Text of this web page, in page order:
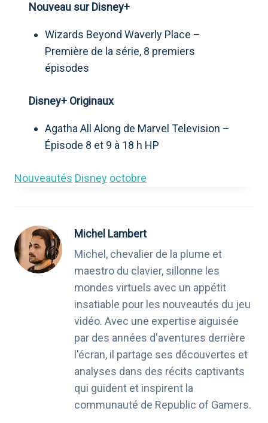
Nouveau sur Disney+
Wizards Beyond Waverly Place –
Première de la série, 8 premiers
épisodes
Disney+ Originaux
Agatha All Along de Marvel Television –
Épisode 8 et 9 à 18 h HP
Nouveautés Disney octobre
Michel Lambert
Michel, chevalier de la plume et
maestro du clavier, sillonne les
mondes virtuels avec un appétit
insatiable pour les nouveautés du jeu
vidéo. Avec une expertise aiguisée
par des années d'aventures derrière
l'écran, il partage ses découvertes et
analyses dans des récits captivants
qui guident et inspirent la
communauté de Republic of Gamers.